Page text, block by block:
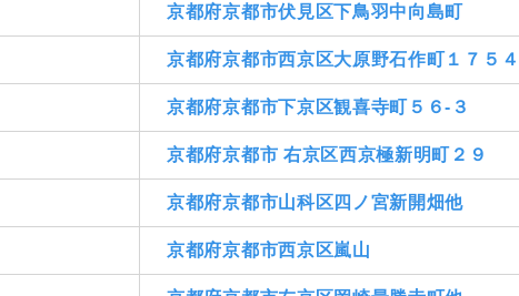
特徴で探す
京都府京都市伏見区下鳥羽中向島町
京都府京都市西京区大原野石作町１７５４
京都府京都市下京区観喜寺町５６-３
京都府京都市 右京区西京極新明町２９
京都府京都市山科区四ノ宮新開畑他
京都府京都市西京区嵐山